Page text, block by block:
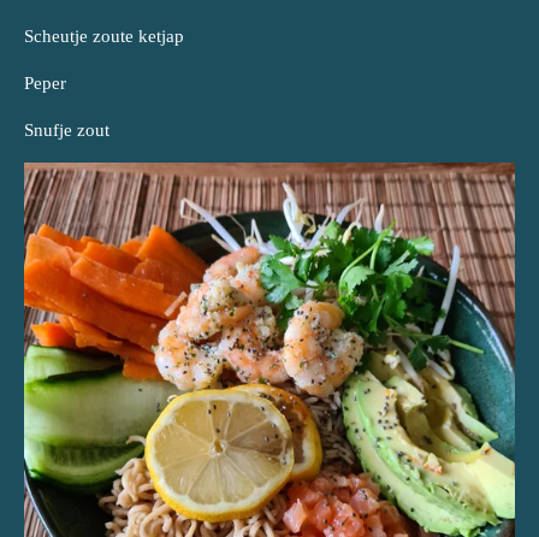
Scheutje zoute ketjap
Peper
Snufje zout